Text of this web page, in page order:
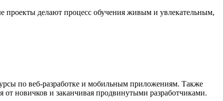
проекты делают процесс обучения живым и увлекательным,
по веб-разработке и мобильным приложениям. Также
новичков и заканчивая продвинутыми разработчиками.